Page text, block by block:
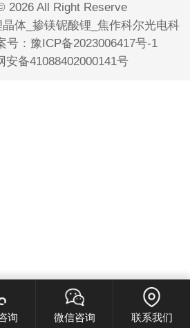
2026 All Right Reserve
体_掺镁铌酸锂_焦作科尔光电科
： 豫ICP备2023006417号-1
安备41088402000141号
询 微信咨询 联系我们